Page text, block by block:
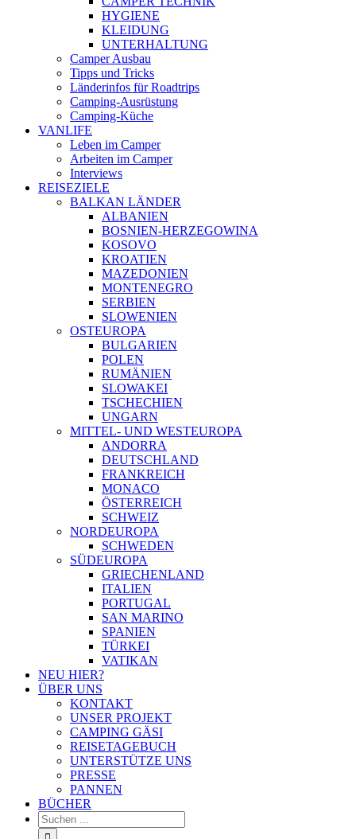
HYGIENE
KLEIDUNG
UNTERHALTUNG
Camper Ausbau
Tipps und Tricks
Länderinfos für Roadtrips
Camping-Ausrüstung
Camping-Küche
VANLIFE
Leben im Camper
Arbeiten im Camper
Interviews
REISEZIELE
BALKAN LÄNDER
ALBANIEN
BOSNIEN-HERZEGOWINA
KOSOVO
KROATIEN
MAZEDONIEN
MONTENEGRO
SERBIEN
SLOWENIEN
OSTEUROPA
BULGARIEN
POLEN
RUMÄNIEN
SLOWAKEI
TSCHECHIEN
UNGARN
MITTEL- UND WESTEUROPA
ANDORRA
DEUTSCHLAND
FRANKREICH
MONACO
ÖSTERREICH
SCHWEIZ
NORDEUROPA
SCHWEDEN
SÜDEUROPA
GRIECHENLAND
ITALIEN
PORTUGAL
SAN MARINO
SPANIEN
TÜRKEI
VATIKAN
NEU HIER?
ÜBER UNS
KONTAKT
UNSER PROJEKT
CAMPING GÄSI
REISETAGEBUCH
UNTERSTÜTZE UNS
PRESSE
PANNEN
BÜCHER
Suche
nach: